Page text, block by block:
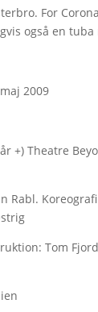
For
også en tuba
2009
+) Theatre
Rabl.
Tom